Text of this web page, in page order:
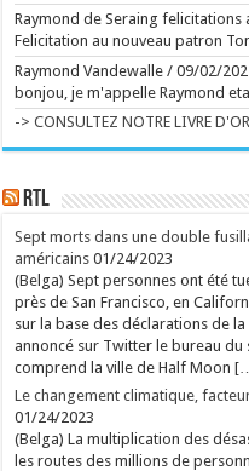
Le célèbre ventriloque s'est éteint à
...
Management toxique, interviews
relents de racisme et de sexisme : le
"Legend" et son animateur Guillaume
Phénomène médiatique fulgurant né
70 millions d'euros. C'est aussi une
nombreuses critiques en ce moment.
Britney Spears: William Orbit est mort
Le producteur britannique
Orbit, notamment connu pour son
"Ray of Light" de Madonna et "13" de
décédé à l'âge de 69 ans, ont
vendredi. ...
Raymond de Seraing felicitations
Felicitation au nouveau patron
Raymond Vandewalle /09/02/
bonjou, je m'appelle Raymond
-> CONSULTEZ NOTRE LIVRE D'OR
RTL
Sept morts dans une double
américains 01/24/2023
(Belga) Sept personnes ont été
près de San Francisco, en
sur la base des déclarations de
annoncé sur Twitter le bureau
comprend la ville de Half Moon
Le changement climatique,
01/24/2023
(Belga) La multiplication des
les routes des millions de